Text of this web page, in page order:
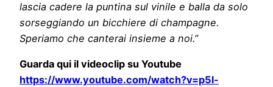
lascia cadere la puntina sul vinile e balla da solo
sorseggiando un bicchiere di champagne.
Speriamo che canterai insieme a noi.”
Guarda qui il videoclip su Youtube
https://www.youtube.com/watch?v=p5l-